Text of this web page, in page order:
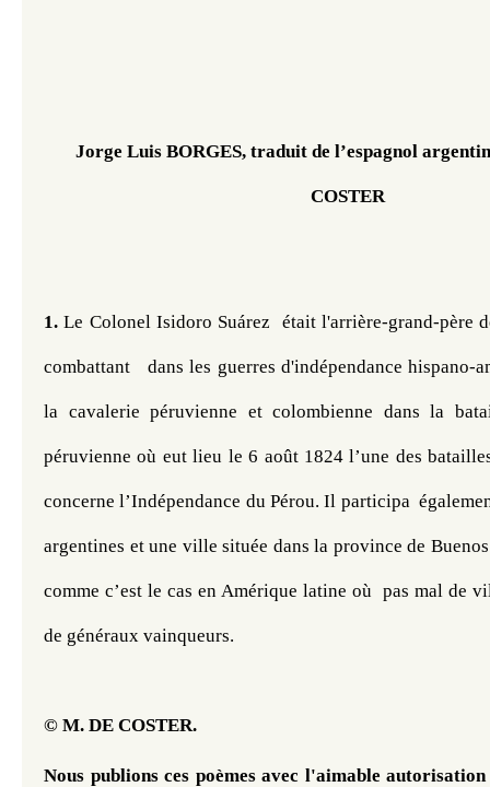
Jorge Luis BORGES, traduit de l’espagnol
COSTER
1. Le Colonel Isidoro Suárez  était l'arrière-grand-père
combattant   dans les guerres d'indépendance hispano-
la cavalerie péruvienne et colombienne dans la
péruvienne où eut lieu le 6 août 1824 l’une des
concerne l’Indépendance du Pérou. Il participa
argentines et une ville située dans la province de
comme c’est le cas en Amérique latine où  pas mal de
de généraux vainqueurs.
© M. DE COSTER.
Nous publions ces poèmes avec l'aimable